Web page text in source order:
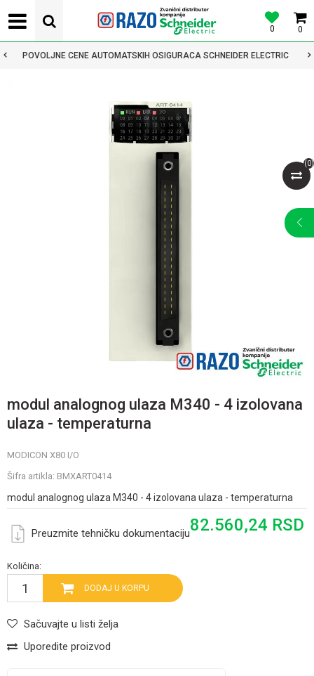
0
0
POVOLJNE CENE AUTOMATSKIH OSIGURACA SCHNEIDER ELECTRIC
(0)
modul analognog ulaza M340 - 4 izolovana
ulaza - temperaturna
MODICON X80 I/O
Šifra artikla: BMXART0414
modul analognog ulaza M340 - 4 izolovana ulaza - temperaturna
Preuzmite tehničku dokumentaciju82.560,24 RSD
Količina:
DODAJ U KORPU
Sačuvajte u listi želja
Uporedite proizvod